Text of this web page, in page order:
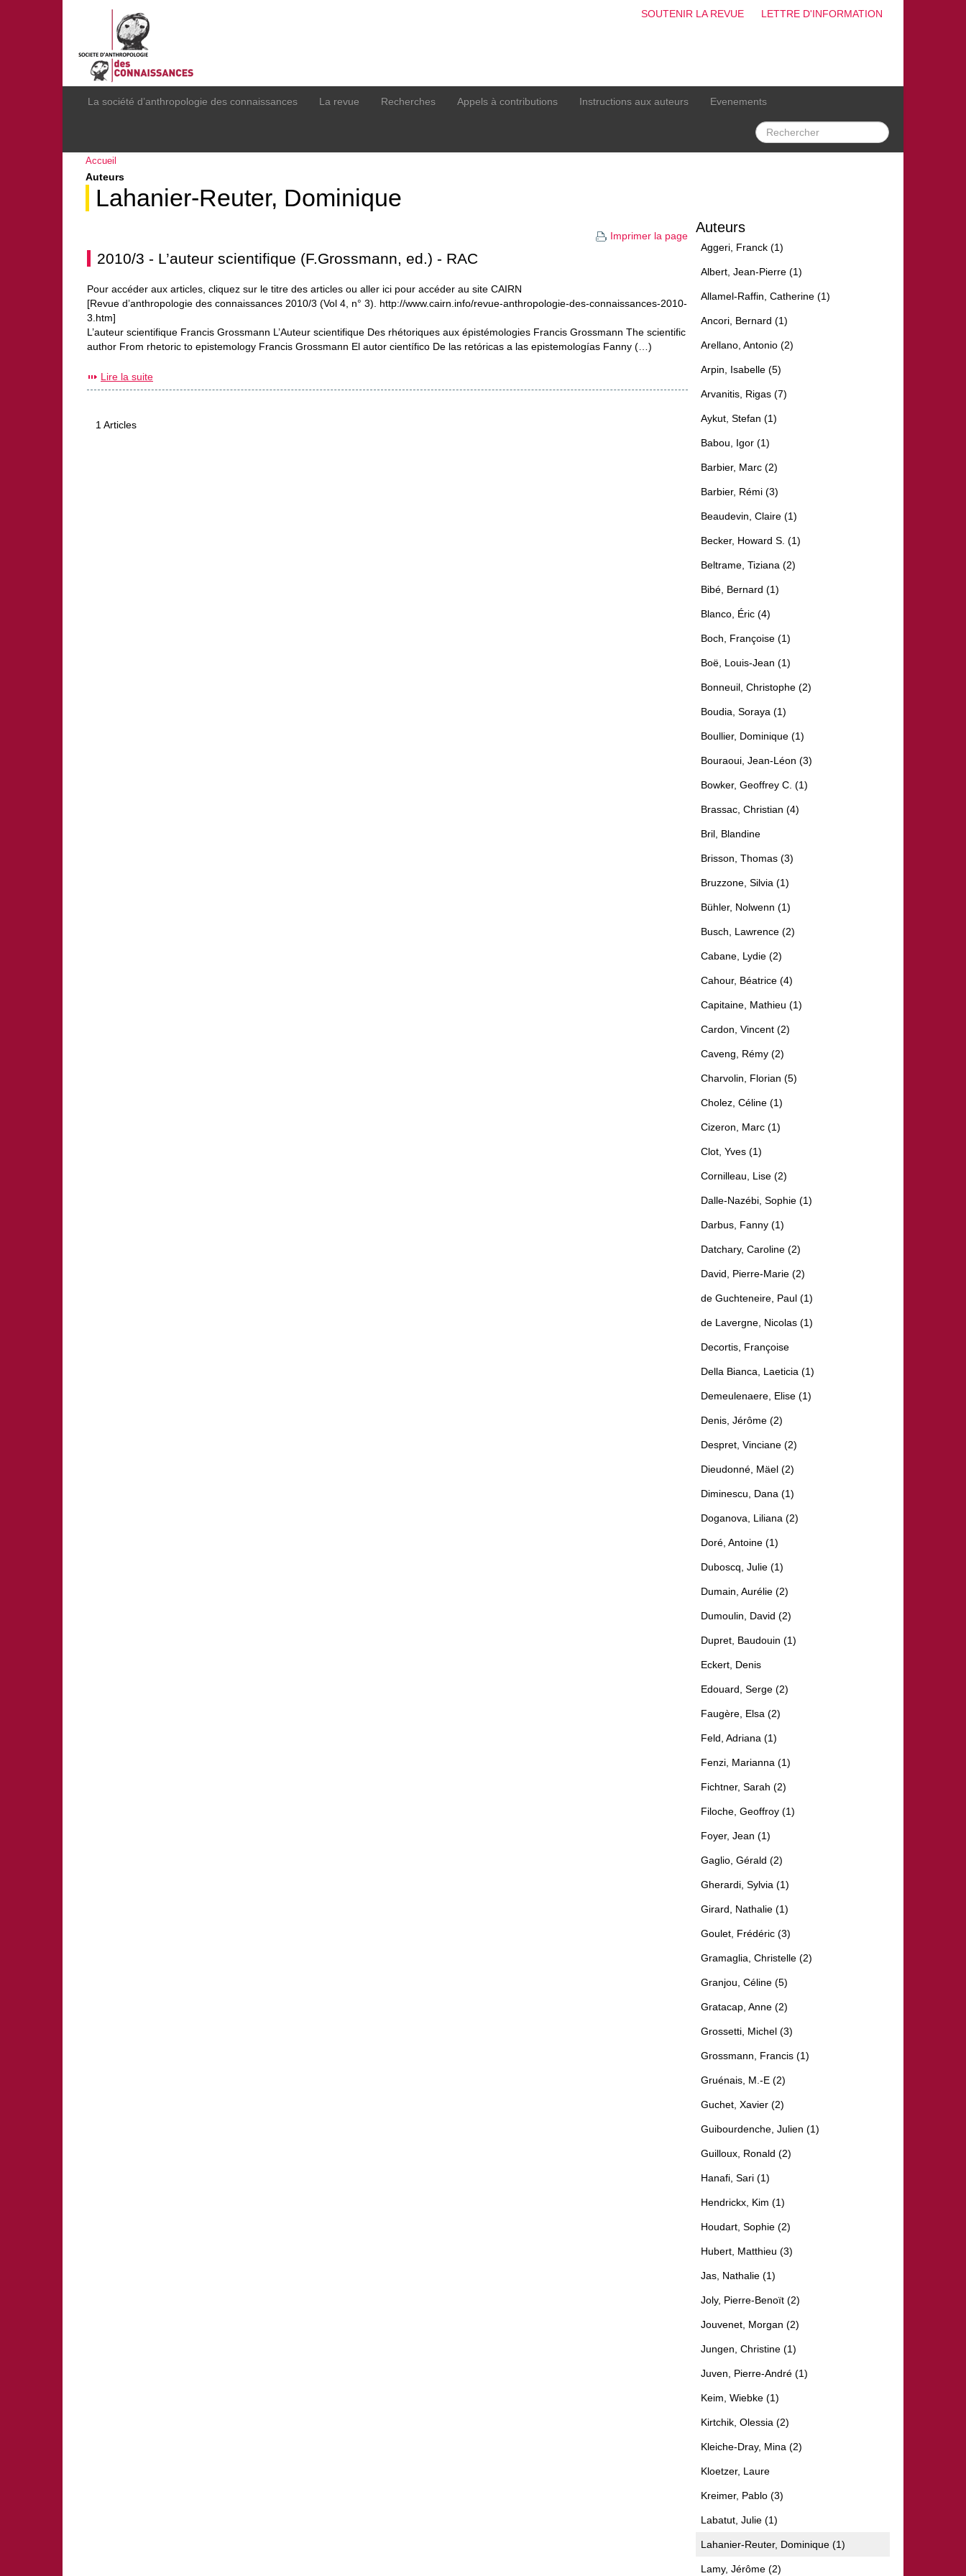
SOUTENIR LA REVUE LETTRE D'INFORMATION
La société d’anthropologie des connaissances La revue Recherches Appels à contributions Instructions aux auteurs Evenements
Accueil
Auteurs
Lahanier-Reuter, Dominique
Imprimer la page
2010/3 - L’auteur scientifique (F.Grossmann, ed.) - RAC
Pour accéder aux articles, cliquez sur le titre des articles ou aller ici pour accéder au site CAIRN
[Revue d’anthropologie des connaissances 2010/3 (Vol 4, n° 3). http://www.cairn.info/revue-anthropologie-des-connaissances-2010-
3.htm]
L’auteur scientifique Francis Grossmann L’Auteur scientifique Des rhétoriques aux épistémologies Francis Grossmann The scientific
author From rhetoric to epistemology Francis Grossmann El autor científico De las retóricas a las epistemologías Fanny (…)
Lire la suite
1 Articles
Auteurs
Aggeri, Franck (1)
Albert, Jean-Pierre (1)
Allamel-Raffin, Catherine (1)
Ancori, Bernard (1)
Arellano, Antonio (2)
Arpin, Isabelle (5)
Arvanitis, Rigas (7)
Aykut, Stefan (1)
Babou, Igor (1)
Barbier, Marc (2)
Barbier, Rémi (3)
Beaudevin, Claire (1)
Becker, Howard S. (1)
Beltrame, Tiziana (2)
Bibé, Bernard (1)
Blanco, Éric (4)
Boch, Françoise (1)
Boë, Louis-Jean (1)
Bonneuil, Christophe (2)
Boudia, Soraya (1)
Boullier, Dominique (1)
Bouraoui, Jean-Léon (3)
Bowker, Geoffrey C. (1)
Brassac, Christian (4)
Bril, Blandine
Brisson, Thomas (3)
Bruzzone, Silvia (1)
Bühler, Nolwenn (1)
Busch, Lawrence (2)
Cabane, Lydie (2)
Cahour, Béatrice (4)
Capitaine, Mathieu (1)
Cardon, Vincent (2)
Caveng, Rémy (2)
Charvolin, Florian (5)
Cholez, Céline (1)
Cizeron, Marc (1)
Clot, Yves (1)
Cornilleau, Lise (2)
Dalle-Nazébi, Sophie (1)
Darbus, Fanny (1)
Datchary, Caroline (2)
David, Pierre-Marie (2)
de Guchteneire, Paul (1)
de Lavergne, Nicolas (1)
Decortis, Françoise
Della Bianca, Laeticia (1)
Demeulenaere, Elise (1)
Denis, Jérôme (2)
Despret, Vinciane (2)
Dieudonné, Mäel (2)
Diminescu, Dana (1)
Doganova, Liliana (2)
Doré, Antoine (1)
Duboscq, Julie (1)
Dumain, Aurélie (2)
Dumoulin, David (2)
Dupret, Baudouin (1)
Eckert, Denis
Edouard, Serge (2)
Faugère, Elsa (2)
Feld, Adriana (1)
Fenzi, Marianna (1)
Fichtner, Sarah (2)
Filoche, Geoffroy (1)
Foyer, Jean (1)
Gaglio, Gérald (2)
Gherardi, Sylvia (1)
Girard, Nathalie (1)
Goulet, Frédéric (3)
Gramaglia, Christelle (2)
Granjou, Céline (5)
Gratacap, Anne (2)
Grossetti, Michel (3)
Grossmann, Francis (1)
Gruénais, M.-E (2)
Guchet, Xavier (2)
Guibourdenche, Julien (1)
Guilloux, Ronald (2)
Hanafi, Sari (1)
Hendrickx, Kim (1)
Houdart, Sophie (2)
Hubert, Matthieu (3)
Jas, Nathalie (1)
Joly, Pierre-Benoït (2)
Jouvenet, Morgan (2)
Jungen, Christine (1)
Juven, Pierre-André (1)
Keim, Wiebke (1)
Kirtchik, Olessia (2)
Kleiche-Dray, Mina (2)
Kloetzer, Laure
Kreimer, Pablo (3)
Labatut, Julie (1)
Lahanier-Reuter, Dominique (1)
Lamy, Jérôme (2)